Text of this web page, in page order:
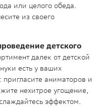
или целого обеда.
из своего
детского
далек от детской
есть у ваших
аниматоров и
нехитрое угощение,
эффектом.